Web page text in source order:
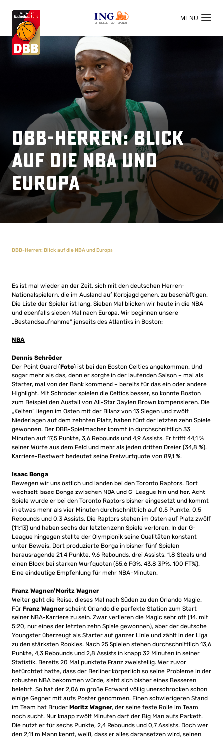
OFFIZIELLER HAUPTSPONSOR
DBB-Herren: Blick
auf die NBA und
Europa
DBB-Herren: Blick auf die NBA und Europa
Es ist mal wieder an der Zeit, sich mit den deutschen Herren-
Nationalspielern, die im Ausland auf Korbjagd gehen, zu beschäftigen.
Die Liste der Spieler ist lang. Sieben Mal blicken wir heute in die NBA
und ebenfalls sieben Mal nach Europa. Wir beginnen unsere
„Bestandsaufnahme“ jenseits des Atlantiks in Boston:
NBA
Dennis Schröder
Der Point Guard (Foto) ist bei den Boston Celtics angekommen. Und
sogar mehr als das, denn er sorgte in der laufenden Saison – mal als
Starter, mal von der Bank kommend – bereits für das ein oder andere
Highlight. Mit Schröder spielen die Celtics besser, so konnte Boston
zum Beispiel den Ausfall von All-Star Jaylen Brown kompensieren. Die
„Kelten“ liegen im Osten mit der Bilanz von 13 Siegen und zwölf
Niederlagen auf dem zehnten Platz, haben fünf der letzten zehn Spiele
gewonnen. Der DBB-Spielmacher kommt in durchschnittlich 33
Minuten auf 17,5 Punkte, 3,6 Rebounds und 4,9 Assists. Er trifft 44,1 %
seiner Würfe aus dem Feld und mehr als jeden dritten Dreier (34,8 %).
Karriere-Bestwert bedeutet seine Freiwurfquote von 89,1 %.
Isaac Bonga
Bewegen wir uns östlich und landen bei den Toronto Raptors. Dort
wechselt Isaac Bonga zwischen NBA und G-League hin und her. Acht
Spiele wurde er bei den Toronto Raptors bisher eingesetzt und kommt
in etwas mehr als vier Minuten durchschnittlich auf 0,5 Punkte, 0,5
Rebounds und 0,3 Assists. Die Raptors stehen im Osten auf Platz zwölf
(11:13) und haben sechs der letzten zehn Spiele verloren. In der G-
League hingegen stellte der Olympionik seine Qualitäten konstant
unter Beweis. Dort produzierte Bonga in bisher fünf Spielen
herausragende 21,4 Punkte, 9,6 Rebounds, drei Assists, 1,8 Steals und
einen Block bei starken Wurfquoten (55,6 FG%, 43,8 3P%, 100 FT%).
Eine eindeutige Empfehlung für mehr NBA-Minuten.
Franz Wagner/Moritz Wagner
Weiter geht die Reise, dieses Mal nach Süden zu den Orlando Magic.
Für Franz Wagnerscheint Orlando die perfekte Station zum Start
seiner NBA-Karriere zu sein. Zwar verlieren die Magic sehr oft (14. mit
5:20, nur eines der letzten zehn Spiele gewonnen), aber der deutsche
Youngster überzeugt als Starter auf ganzer Linie und zählt in der Liga
zu den stärksten Rookies. Nach 25 Spielen stehen durchschnittlich 13,6
Punkte, 4,3 Rebounds und 2,8 Assists in knapp 32 Minuten in seiner
Statistik. Bereits 20 Mal punktete Franz zweistellig. Wer zuvor
befürchtet hatte, dass der Berliner körperlich so seine Probleme in der
robusten NBA bekommen würde, sieht sich bisher eines Besseren
belehrt. So hat der 2,06 m große Forward völlig unerschrocken schon
einige Gegner mit aufs Poster genommen. Einen schwierigeren Stand
im Team hat Bruder Moritz Wagner, der seine feste Rolle im Team
noch sucht. Nur knapp zwölf Minuten darf der Big Man aufs Parkett.
Die nutzt er für sechs Punkte, 2,4 Rebounds und 0,7 Assists. Doch wer
den 2,11 m Mann kennt, weiß, dass er alles daransetzen wird, seinen